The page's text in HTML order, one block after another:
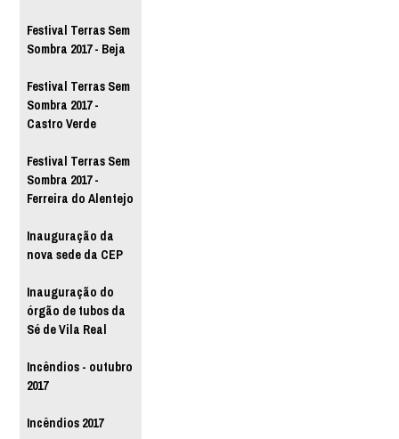
Festival Terras Sem
Sombra 2017 - Beja
Festival Terras Sem
Sombra 2017 -
Castro Verde
Festival Terras Sem
Sombra 2017 -
Ferreira do Alentejo
Inauguração da
nova sede da CEP
Inauguração do
órgão de tubos da
Sé de Vila Real
Incêndios - outubro
2017
Incêndios 2017